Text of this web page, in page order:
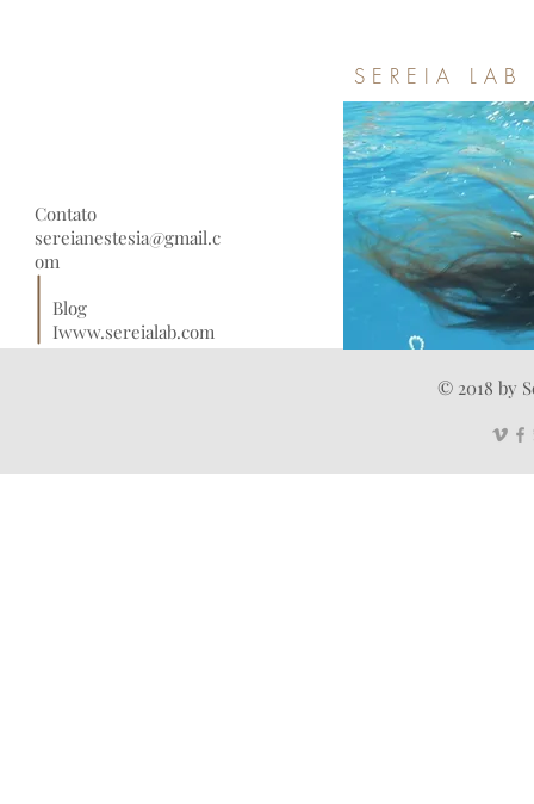
© 2018 by
SEREIA
Contato
sereianestesia@gmail.c
om
Blog
Iwww.sereialab.com